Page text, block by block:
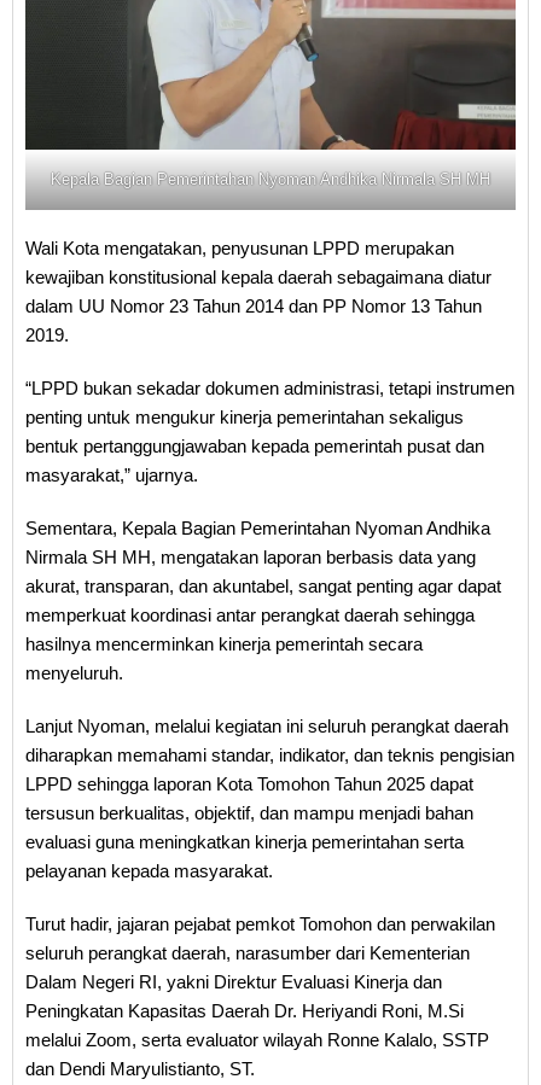
Kepala Bagian Pemerintahan Nyoman Andhika Nirmala SH MH
Wali Kota mengatakan, penyusunan LPPD merupakan
kewajiban konstitusional kepala daerah sebagaimana diatur
dalam UU Nomor 23 Tahun 2014 dan PP Nomor 13 Tahun
2019.
“LPPD bukan sekadar dokumen administrasi, tetapi instrumen
penting untuk mengukur kinerja pemerintahan sekaligus
bentuk pertanggungjawaban kepada pemerintah pusat dan
masyarakat,” ujarnya.
Sementara, Kepala Bagian Pemerintahan Nyoman Andhika
Nirmala SH MH, mengatakan laporan berbasis data yang
akurat, transparan, dan akuntabel, sangat penting agar dapat
memperkuat koordinasi antar perangkat daerah sehingga
hasilnya mencerminkan kinerja pemerintah secara
menyeluruh.
Lanjut Nyoman, melalui kegiatan ini seluruh perangkat daerah
diharapkan memahami standar, indikator, dan teknis pengisian
LPPD sehingga laporan Kota Tomohon Tahun 2025 dapat
tersusun berkualitas, objektif, dan mampu menjadi bahan
evaluasi guna meningkatkan kinerja pemerintahan serta
pelayanan kepada masyarakat.
Turut hadir, jajaran pejabat pemkot Tomohon dan perwakilan
seluruh perangkat daerah, narasumber dari Kementerian
Dalam Negeri RI, yakni Direktur Evaluasi Kinerja dan
Peningkatan Kapasitas Daerah Dr. Heriyandi Roni, M.Si
melalui Zoom, serta evaluator wilayah Ronne Kalalo, SSTP
dan Dendi Maryulistianto, ST.